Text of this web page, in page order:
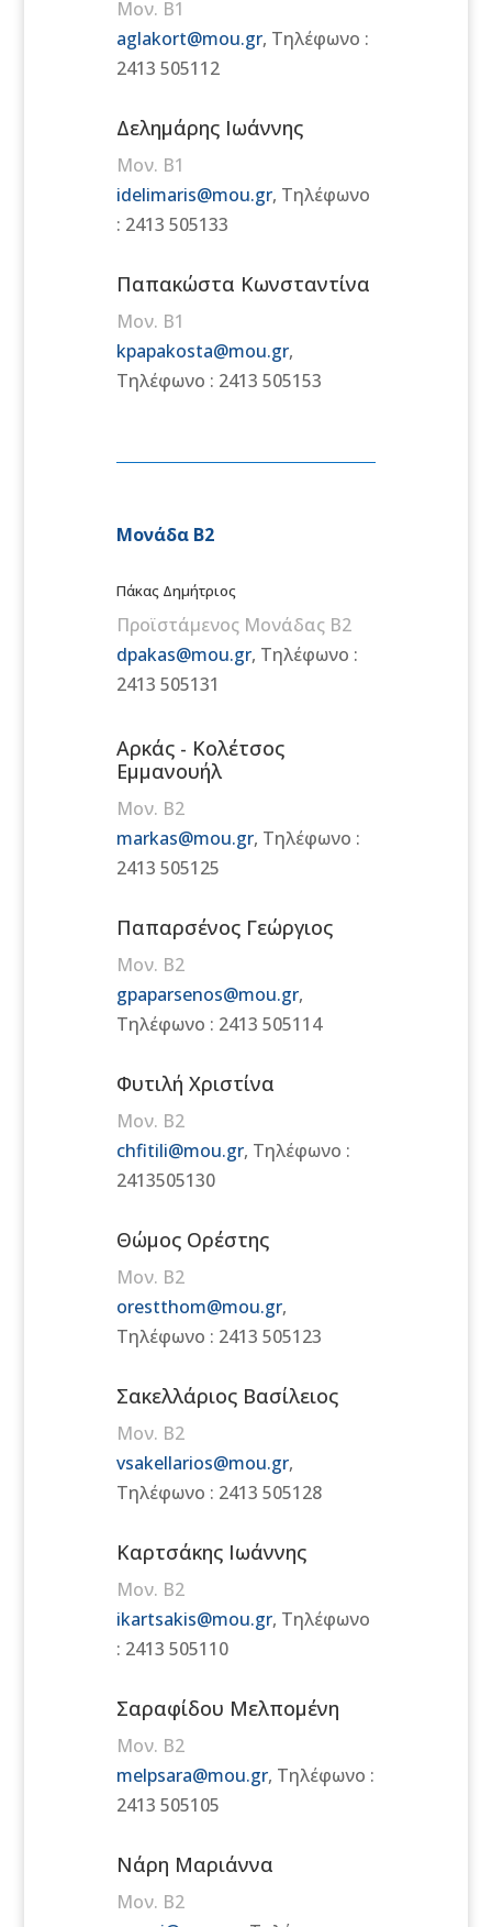
Μον. Β1
aglakort@mou.gr, Τηλέφωνο :
2413 505112
Δελημάρης Ιωάννης
Μον. Β1
idelimaris@mou.gr, Τηλέφωνο
: 2413 505133
Παπακώστα Κωνσταντίνα
Μον. Β1
kpapakosta@mou.gr,
Τηλέφωνο : 2413 505153
Μονάδα Β2
Πάκας Δημήτριος
Προϊστάμενος Μονάδας Β2
dpakas@mou.gr, Τηλέφωνο :
2413 505131
Αρκάς - Κολέτσος
Εμμανουήλ
Μον. Β2
markas@mou.gr, Τηλέφωνο :
2413 505125
Παπαρσένος Γεώργιος
Μον. Β2
gpaparsenos@mou.gr,
Τηλέφωνο : 2413 505114
Φυτιλή Χριστίνα
Μον. Β2
chfitili@mou.gr, Τηλέφωνο :
2413505130
Θώμος Ορέστης
Μον. Β2
orestthom@mou.gr,
Τηλέφωνο : 2413 505123
Σακελλάριος Βασίλειος
Μον. Β2
vsakellarios@mou.gr,
Τηλέφωνο : 2413 505128
Καρτσάκης Ιωάννης
Μον. Β2
ikartsakis@mou.gr, Τηλέφωνο
: 2413 505110
Σαραφίδου Μελπομένη
Μον. Β2
melpsara@mou.gr, Τηλέφωνο :
2413 505105
Νάρη Μαριάννα
Μον. Β2